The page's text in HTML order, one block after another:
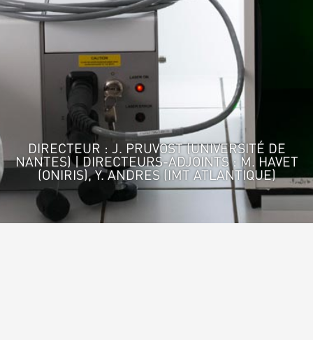
DIRECTEUR : J. PRUVOST (UNIVERSITÉ DE
NANTES) | DIRECTEURS-ADJOINTS : M. HAVET
(ONIRIS), Y. ANDRES (IMT ATLANTIQUE)
Accueil>